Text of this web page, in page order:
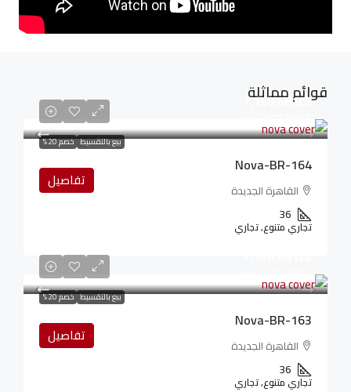
قوائم مماثلة
بيع بالتقسيط خصم 20%
7,156,661LE
Nova-BR-164
القاهرة الجديدة
36
تجاري متنوع, تجاري
تفاصيل
بيع بالتقسيط خصم 20%
Nova-BR-163
القاهرة الجديدة
36
تجاري متنوع, تجاري
تفاصيل